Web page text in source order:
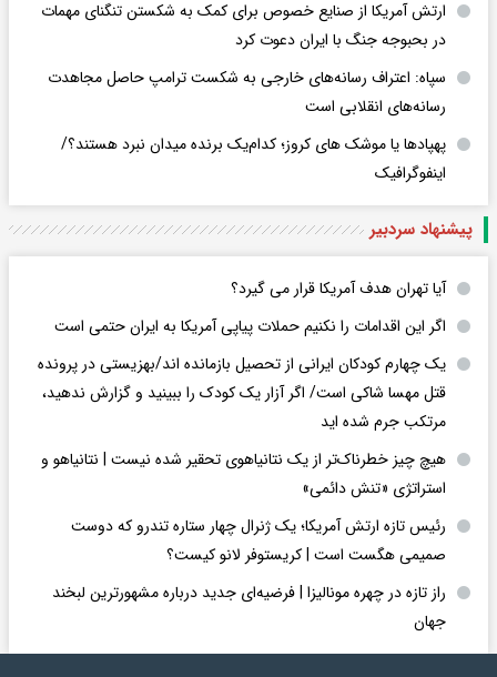
ارتش آمریکا از صنایع خصوص برای کمک به شکستن تنگنای مهمات
در بحبوجه جنگ با ایران دعوت کرد
سپاه: اعتراف رسانه‌های خارجی به شکست ترامپ حاصل مجاهدت
رسانه‌های انقلابی است
پهپادها یا موشک های کروز؛ کدام‌یک برنده میدان نبرد هستند؟/
اینفوگرافیک
پیشنهاد سردبیر
آیا تهران هدف آمریکا قرار می گیرد؟
اگر این اقدامات را نکنیم حملات پیاپی آمریکا به ایران حتمی است
یک چهارم کودکان ایرانی از تحصیل بازمانده اند/بهزیستی در پرونده
قتل مهسا شاکی است/ اگر آزار یک کودک را ببینید و گزارش ندهید،
مرتکب جرم شده اید
هیچ چیز خطرناک‌تر از یک نتانیاهوی تحقیر شده نیست | نتانیاهو و
استراتژی «تنش دائمی»
رئیس تازه ارتش آمریکا؛ یک ژنرال چهار ستاره تندرو که دوست
صمیمی هگست است | کریستوفر لانو کیست؟
راز تازه در چهره مونالیزا | فرضیه‌ای جدید درباره مشهورترین لبخند
جهان